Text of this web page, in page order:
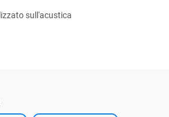
sull'acustica